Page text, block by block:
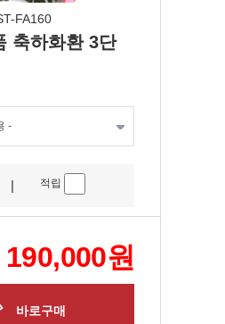
FA160
축하화환 3단
| 적립
190,000원
바로구매